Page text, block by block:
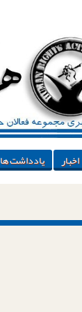
اخبار یادداشت ها